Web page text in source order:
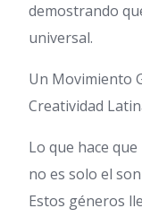
demostrando
universal.
Un Movimiento
Creatividad
Lo que hace
no es solo el
Estos géneros